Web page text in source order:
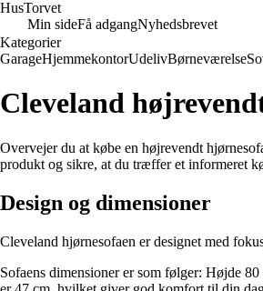
HusTorvet
Min sideFå adgangNyhedsbrevet
Kategorier
GarageHjemmekontorUdelivBørneværelse
Cleveland
Overvejer du at købe en højrevendt
produkt og sikre, at du træffer et informeret
Design og dimensioner
Cleveland hjørnesofaen er designet med
Sofaens dimensioner er som følger: Højde